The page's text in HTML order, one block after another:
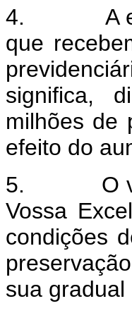
4.
A
que
significa,
milhões de
efeito do
5.
O
Vossa
condições
sua gradual